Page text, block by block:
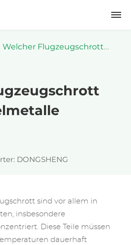
Welcher Flugzeugschrott
DONGSHENG
sind vor allem in
insbesondere
Diese Teile müssen
dauerhaft